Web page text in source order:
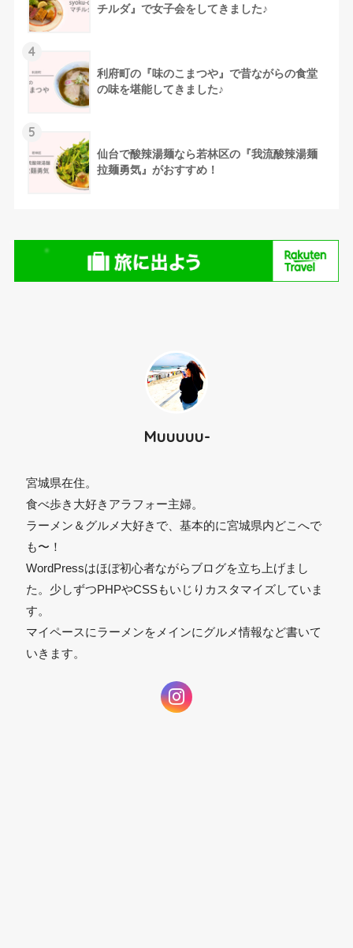
チルダ』で女子会をしてきました♪
4
利府町の『味のこまつや』で昔ながらの食堂
の味を堪能してきました♪
5
仙台で酸辣湯麺なら若林区の『我流酸辣湯麺
拉麺勇気』がおすすめ！
Muuuuu-
宮城県在住。
食べ歩き大好きアラフォー主婦。
ラーメン＆グルメ大好きで、基本的に宮城県内どこへで
も〜！
WordPressはほぼ初心者ながらブログを立ち上げまし
た。少しずつPHPやCSSもいじりカスタマイズしていま
す。
マイペースにラーメンをメインにグルメ情報など書いて
いきます。